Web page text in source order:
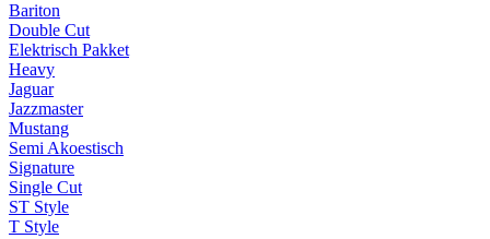
Bariton
Double Cut
Elektrisch Pakket
Heavy
Jaguar
Jazzmaster
Mustang
Semi Akoestisch
Signature
Single Cut
ST Style
T Style